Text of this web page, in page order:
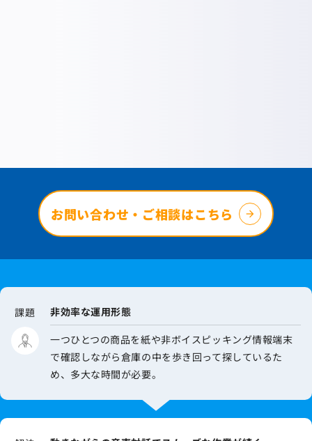
お問い合わせ・ご相談はこちら
課題
非効率な運用形態
一つひとつの商品を紙や非ボイスピッキング情報端末
で確認しながら倉庫の中を歩き回って探しているた
め、多大な時間が必要。